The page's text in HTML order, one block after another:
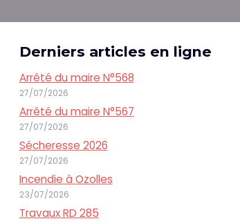
Derniers articles en ligne
Arrêté du maire N°568
27/07/2026
Arrêté du maire N°567
27/07/2026
Sécheresse 2026
27/07/2026
Incendie à Ozolles
23/07/2026
Travaux RD 285